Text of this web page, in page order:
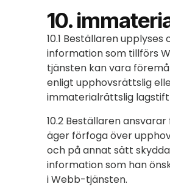
10.
10.1 Beställaren upplyses
information som tillförs
tjänsten kan vara
enligt upphovsrättslig
immaterialrättslig
10.2 Beställaren
äger förfoga över
och på annat sätt
information som han
i Webb-tjänsten.